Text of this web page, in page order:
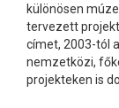
különösen
tervezett
címet, 2003-tól
nemzetközi,
projekteken is